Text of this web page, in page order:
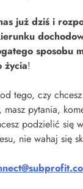
już dziś i
sposobu
życia!
tego, czy
masz pytania,
podzielić się
nie wahaj się